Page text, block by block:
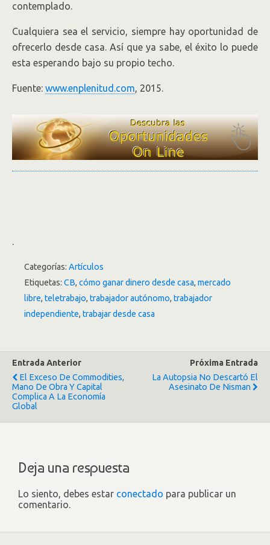
contemplado.
Cualquiera sea el servicio, siempre hay oportunidad de
ofrecerlo desde casa. Así que ya sabe, el éxito lo puede
esta esperando bajo su propio techo.
Fuente: www.enplenitud.com, 2015.
.
Categorías: Artículos
Etiquetas: CB, cómo ganar dinero desde casa, mercado
libre, teletrabajo, trabajador autónomo, trabajador
independiente, trabajar desde casa
Entrada Anterior
El Exceso De Commodities,
Mano De Obra Y Capital
Complica A La Economía
Global
Próxima Entrada
La Autopsia No Descartó El
Asesinato De Nisman
Deja una respuesta
Lo siento, debes estar conectado para publicar un
comentario.